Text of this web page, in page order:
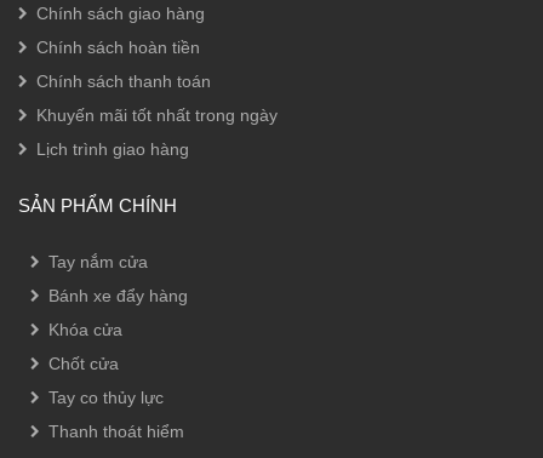
Chính sách giao hàng
Chính sách hoàn tiền
Chính sách thanh toán
Khuyến mãi tốt nhất trong ngày
Lịch trình giao hàng
SẢN PHẨM CHÍNH
Tay nắm cửa
Bánh xe đẩy hàng
Khóa cửa
Chốt cửa
Tay co thủy lực
Thanh thoát hiểm